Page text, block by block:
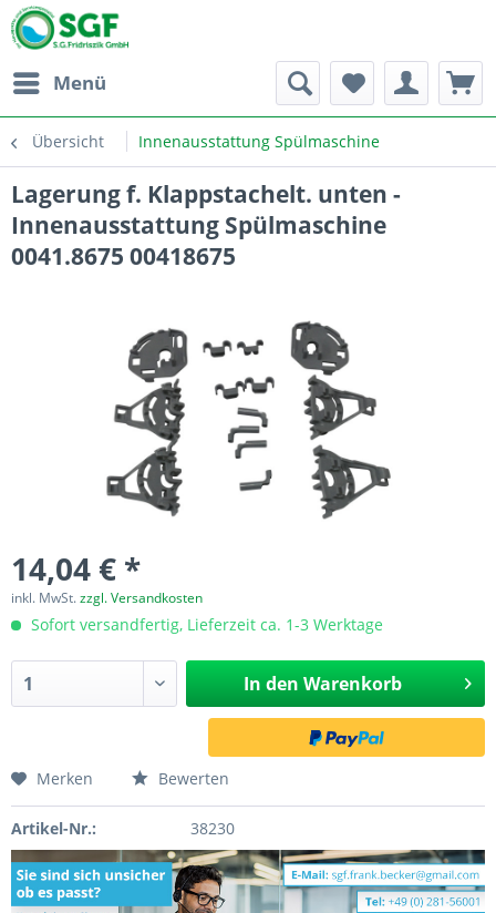
Menü
Übersicht Innenausstattung Spülmaschine
Lagerung f. Klappstachelt. unten -
Innenausstattung Spülmaschine
0041.8675 00418675
14,04 € *
inkl. MwSt.zzgl. Versandkosten
Sofort versandfertig, Lieferzeit ca. 1-3 Werktage
In den Warenkorb
Merken Bewerten
Artikel-Nr.: 38230